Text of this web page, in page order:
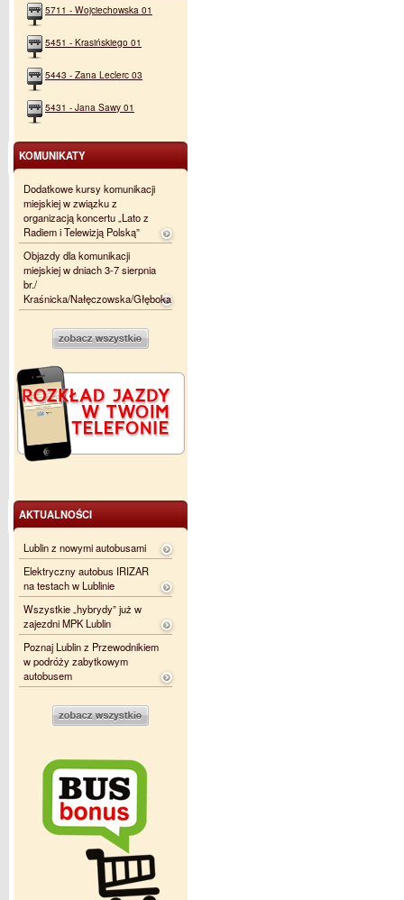
5711 - Wojciechowska 01
5451 - Krasińskiego 01
5443 - Zana Leclerc 03
5431 - Jana Sawy 01
KOMUNIKATY
Dodatkowe kursy komunikacji
miejskiej w związku z
organizacją koncertu „Lato z
Radiem i Telewizją Polską”
Objazdy dla komunikacji
miejskiej w dniach 3-7 sierpnia
br./
Kraśnicka/Nałęczowska/Głęboka
AKTUALNOŚCI
Lublin z nowymi autobusami
Elektryczny autobus IRIZAR
na testach w Lublinie
Wszystkie „hybrydy” już w
zajezdni MPK Lublin
Poznaj Lublin z Przewodnikiem
w podróży zabytkowym
autobusem